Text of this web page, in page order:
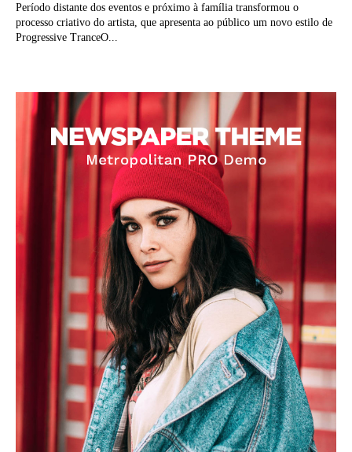
Período distante dos eventos e próximo à família transformou o
processo criativo do artista, que apresenta ao público um novo estilo de
Progressive TranceO...